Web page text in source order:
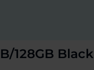
128GB Black